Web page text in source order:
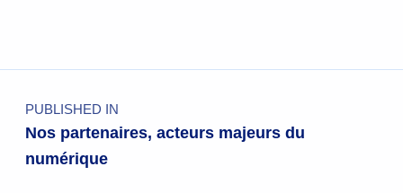
PUBLISHED IN
Nos partenaires, acteurs majeurs du
numérique